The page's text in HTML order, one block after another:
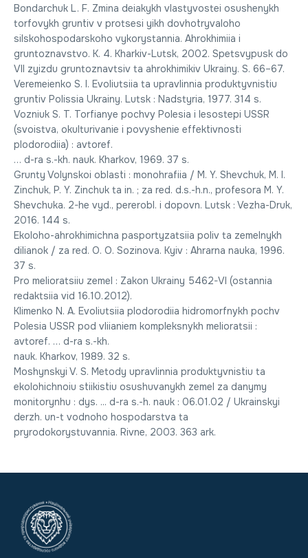
Bondarchuk L. F. Zmina deiakykh vlastyvostei osushenykh
torfovykh gruntiv v protsesi yikh dovhotryvaloho
silskohospodarskoho vykorystannia. Ahrokhimiia i
gruntoznavstvo. K. 4. Kharkiv-Lutsk, 2002. Spetsvypusk do
VII zyizdu gruntoznavtsiv ta ahrokhimikiv Ukrainy. S. 66–67.
Veremeienko S. I. Evoliutsiia ta upravlinnia produktyvnistiu
gruntiv Polissia Ukrainy. Lutsk : Nadstyria, 1977. 314 s.
Vozniuk S. T. Torfianуe pochvу Polesia і lesostepі USSR
(svoistva, okulturіvanіe і povуshenіe еffektіvnostі
plodorodіia) : avtoref.
… d-ra s.-kh. nauk. Kharkov, 1969. 37 s.
Grunty Volynskoi oblasti : monohrafiia / M. Y. Shevchuk, M. I.
Zinchuk, P. Y. Zinchuk ta in. ; za red. d.s.-h.n., profesora M. Y.
Shevchuka. 2-he vyd., pererobl. i dopovn. Lutsk : Vezha-Druk,
2016. 144 s.
Ekoloho-ahrokhimichna pasportyzatsiia poliv ta zemelnykh
dilianok / za red. O. O. Sozinova. Kyiv : Ahrarna nauka, 1996.
37 s.
Pro melioratsiiu zemel : Zakon Ukrainy 5462-VI (ostannia
redaktsiia vid 16.10.2012).
Klіmenko N. A. Еvoliutsіia plodorodіia hіdromorfnуkh pochv
Polesia USSR pod vlіianіem kompleksnуkh melіoratsіi :
avtoref. … d-ra s.-kh.
nauk. Kharkov, 1989. 32 s.
Moshynskyi V. S. Metody upravlinnia produktyvnistiu ta
ekolohichnoiu stiikistiu osushuvanykh zemel za danymy
monitorynhu : dys. ... d-ra s.-h. nauk : 06.01.02 / Ukrainskyi
derzh. un-t vodnoho hospodarstva ta
pryrodokorystuvannia. Rivne, 2003. 363 ark.